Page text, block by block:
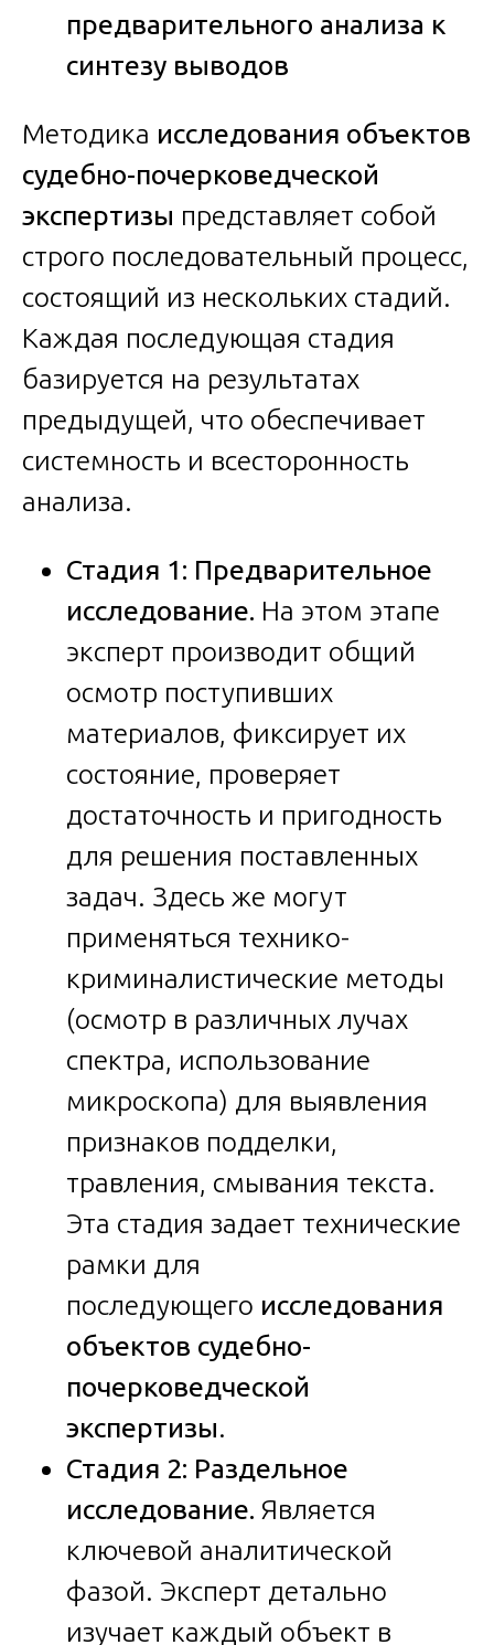
предварительного анализа к
синтезу выводов
Методика исследования объектов
судебно-почерковедческой
экспертизы представляет собой
строго последовательный процесс,
состоящий из нескольких стадий.
Каждая последующая стадия
базируется на результатах
предыдущей, что обеспечивает
системность и всесторонность
анализа.
Стадия 1: Предварительное
исследование. На этом этапе
эксперт производит общий
осмотр поступивших
материалов, фиксирует их
состояние, проверяет
достаточность и пригодность
для решения поставленных
задач. Здесь же могут
применяться технико-
криминалистические методы
(осмотр в различных лучах
спектра, использование
микроскопа) для выявления
признаков подделки,
травления, смывания текста.
Эта стадия задает технические
рамки для
последующего исследования
объектов судебно-
почерковедческой
экспертизы.
Стадия 2: Раздельное
исследование. Является
ключевой аналитической
фазой. Эксперт детально
изучает каждый объект в